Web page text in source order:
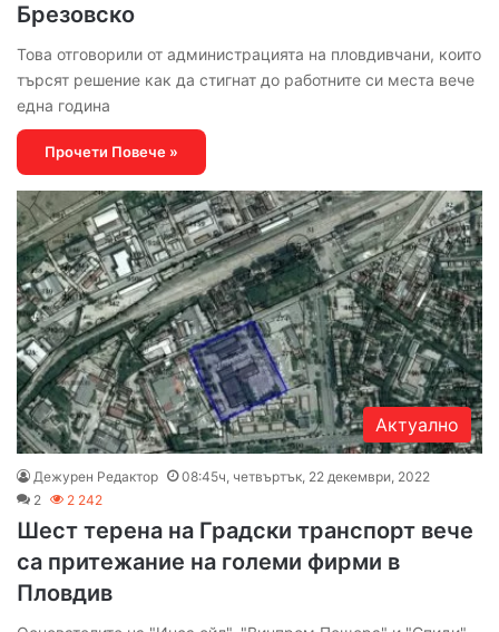
Брезовско
Това отговорили от администрацията на пловдивчани, които
търсят решение как да стигнат до работните си места вече
една година
Прочети Повече »
Актуално
Дежурен Редактор
08:45ч, четвъртък, 22 декември, 2022
2
2 242
Шест терена на Градски транспорт вече
са притежание на големи фирми в
Пловдив